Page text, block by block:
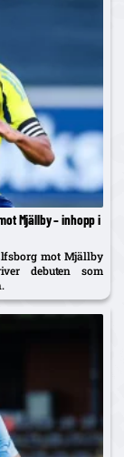
Mjällby – inhopp i
mot Mjällby
debuten som